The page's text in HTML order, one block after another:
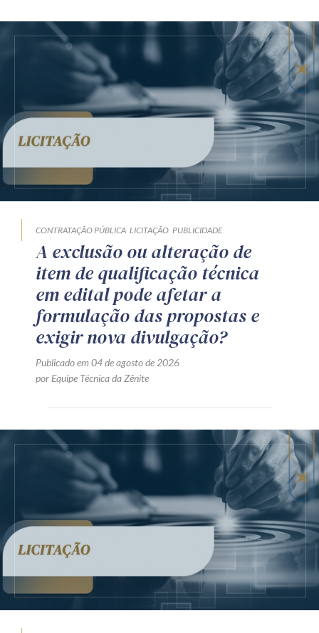
CONTRATAÇÃO PÚBLICA LICITAÇÃO PUBLICIDADE
A exclusão ou alteração de
item de qualificação técnica
em edital pode afetar a
formulação das propostas e
exigir nova divulgação?
Publicado em 04 de agosto de 2026
por Equipe Técnica da Zênite